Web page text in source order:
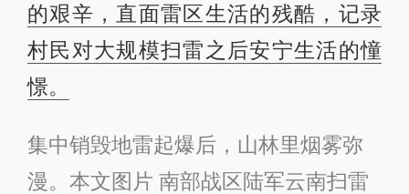
的艰辛，直面雷区生活的残酷，记录
村民对大规模扫雷之后安宁生活的憧
憬。
集中销毁地雷起爆后，山林里烟雾弥
漫。本文图片 南部战区陆军云南扫雷